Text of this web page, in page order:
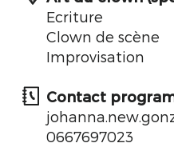
Ecriture
Clown de scène
Improvisation
Contact
0667697023